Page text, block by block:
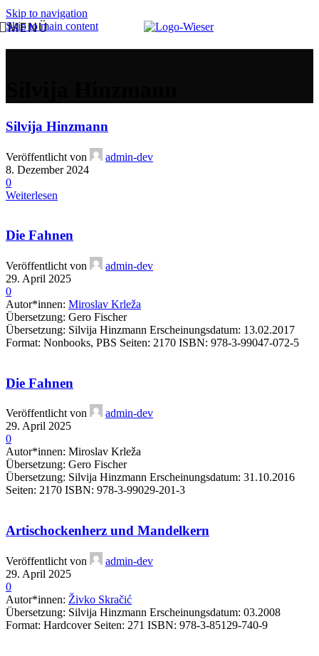
Skip to navigation
Skip to main content
MENÜ
Silvija Hinzmann
Veröffentlicht von
admin-dev
8. Dezember 2024
0
Weiterlesen
Die Fahnen
Veröffentlicht von
admin-dev
29. April 2025
0
Autor*innen: Miroslav Krleža
Übersetzung: Gero Fischer
Übersetzung: Silvija Hinzmann Erscheinungsdatum: 13.02.2017
Format: Nonbooks, PBS Seiten: 2170 ISBN: 978-3-99047-072-5
Die Fahnen
Veröffentlicht von
admin-dev
29. April 2025
0
Autor*innen: Miroslav Krleža
Übersetzung: Gero Fischer
Übersetzung: Silvija Hinzmann Erscheinungsdatum: 31.10.2016
Seiten: 2170 ISBN: 978-3-99029-201-3
Artischockenherz und Mandelkern
Veröffentlicht von
admin-dev
29. April 2025
0
Autor*innen: Živko Skračić
Übersetzung: Silvija Hinzmann Erscheinungsdatum: 03.2008
Format: Hardcover Seiten: 271 ISBN: 978-3-85129-740-9